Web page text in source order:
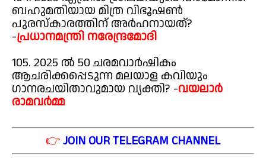
ബഹുമതിയായ മിത്ര വിഭൂഷൺ
പുരസ്കാരത്തിന് അർഹനായത്?
-പ്രധാനമന്ത്രി നരേന്ദ്രമോദി
105. 2025 ൽ 50 ചരമവാർഷികം
ആചരിക്കപ്പെടുന്ന മലയാള കവിയും
ഗാനരചയിതാവുമായ വ്യക്തി? -വയലാർ
രാമവർമ്മ
👉JOIN OUR TELEGRAM CHANNEL